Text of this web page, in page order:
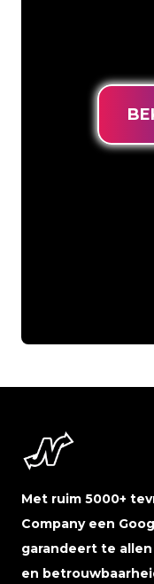
Met ruim 5000+
Company een
garandeert te
en